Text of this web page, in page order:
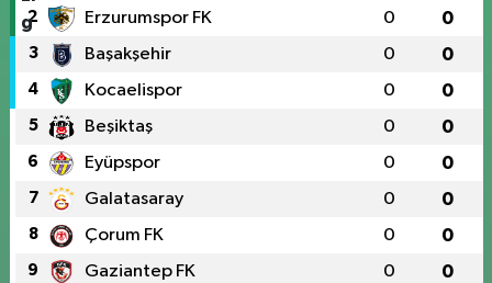
2 Erzurumspor FK 0 0
3 Başakşehir 0 0
4 Kocaelispor 0 0
5 Beşiktaş 0 0
6 Eyüpspor 0 0
7 Galatasaray 0 0
8 Çorum FK 0 0
9 Gaziantep FK 0 0